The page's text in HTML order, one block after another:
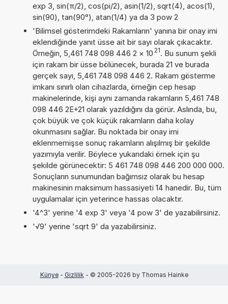
exp 3, sin(π/2), cos(pi/2), asin(1/2), sqrt(4), acos(1),
sin(90), tan(90°), atan(1/4) ya da 3 pow 2
'Bilimsel gösterimdeki Rakamların' yanına bir onay imi
eklendiğinde yanıt üsse ait bir sayı olarak çıkacaktır.
Örneğin, 5,461 748 098 446 2 × 10 21. Bu sunum şekli
için rakam bir üsse bölünecek, burada 21 ve burada
gerçek sayı, 5,461 748 098 446 2. Rakam gösterme
imkanı sınırlı olan cihazlarda, örneğin cep hesap
makinelerinde, kişi aynı zamanda rakamların 5,461 748
098 446 2E+21 olarak yazıldığını da görür. Aslında, bu,
çok büyük ve çok küçük rakamların daha kolay
okunmasını sağlar. Bu noktada bir onay imi
eklenmemişse sonuç rakamların alışılmış bir şekilde
yazımıyla verilir. Böylece yukarıdaki örnek için şu
şekilde görünecektir: 5 461 748 098 446 200 000 000.
Sonuçların sunumundan bağımsız olarak bu hesap
makinesinin maksimum hassasiyeti 14 hanedir. Bu, tüm
uygulamalar için yeterince hassas olacaktır.
'4^3' yerine '4 exp 3' veya '4 pow 3' de yazabilirsiniz.
'√9' yerine 'sqrt 9' da yazabilirsiniz.
Künye- Gizlilik - © 2005-2026 by Thomas Hainke